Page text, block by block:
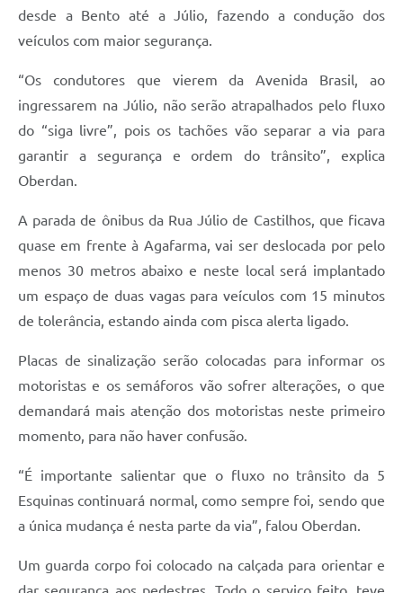
desde a Bento até a Júlio, fazendo a condução dos
veículos com maior segurança.
“Os condutores que vierem da Avenida Brasil, ao
ingressarem na Júlio, não serão atrapalhados pelo fluxo
do “siga livre”, pois os tachões vão separar a via para
garantir a segurança e ordem do trânsito”, explica
Oberdan.
A parada de ônibus da Rua Júlio de Castilhos, que ficava
quase em frente à Agafarma, vai ser deslocada por pelo
menos 30 metros abaixo e neste local será implantado
um espaço de duas vagas para veículos com 15 minutos
de tolerância, estando ainda com pisca alerta ligado.
Placas de sinalização serão colocadas para informar os
motoristas e os semáforos vão sofrer alterações, o que
demandará mais atenção dos motoristas neste primeiro
momento, para não haver confusão.
“É importante salientar que o fluxo no trânsito da 5
Esquinas continuará normal, como sempre foi, sendo que
a única mudança é nesta parte da via”, falou Oberdan.
Um guarda corpo foi colocado na calçada para orientar e